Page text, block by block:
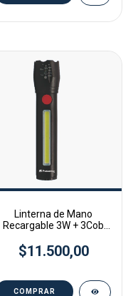
Linterna de Mano
Recargable 3W + 3Cob
Distancia: 100mts
$11.500,00